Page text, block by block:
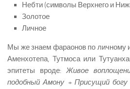
Небти (символы Верхнего и
Золотое
Личное
Мы же знаем фараонов по личному
Аменхотепа, Тутмоса или
эпитеты вроде:Живое
подобный Амону + Присущий